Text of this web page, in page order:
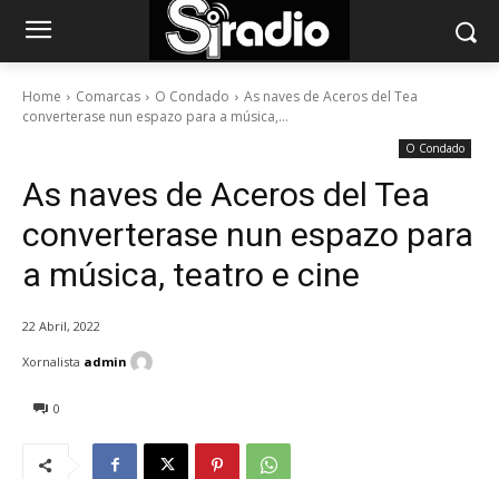
Home Comarcas O Condado
As naves de Aceros del Tea
converterase nun espazo para a música,...
O Condado
As naves de Aceros del Tea
converterase nun espazo para
a música, teatro e cine
22 Abril, 2022
0
Xornalista admin